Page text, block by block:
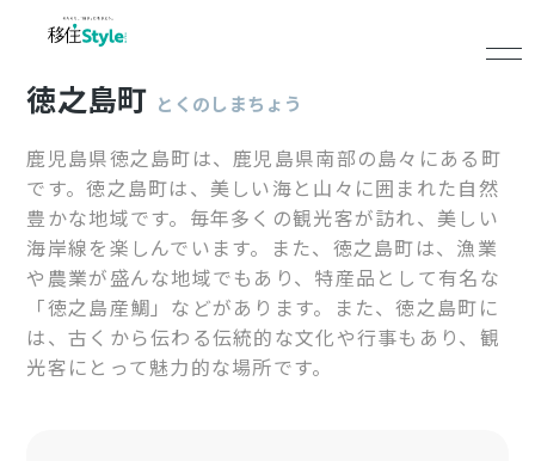
徳之島町 とくのしまちょう
鹿児島県徳之島町は、鹿児島県南部の島々にある町
です。徳之島町は、美しい海と山々に囲まれた自然
豊かな地域です。毎年多くの観光客が訪れ、美しい
海岸線を楽しんでいます。また、徳之島町は、漁業
や農業が盛んな地域でもあり、特産品として有名な
「徳之島産鯛」などがあります。また、徳之島町に
は、古くから伝わる伝統的な文化や行事もあり、観
光客にとって魅力的な場所です。